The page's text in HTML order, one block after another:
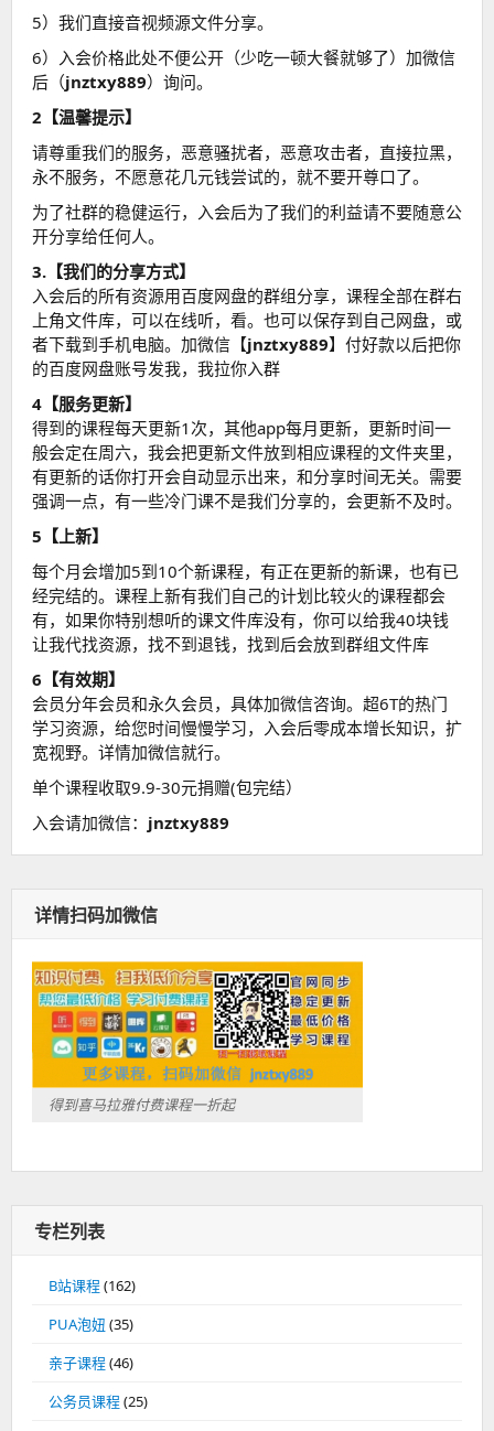
5）我们直接音视频源文件分享。
6）入会价格此处不便公开（少吃一顿大餐就够了）加微信
后（jnztxy889）询问。
2【温馨提示】
请尊重我们的服务，恶意骚扰者，恶意攻击者，直接拉黑，
永不服务，不愿意花几元钱尝试的，就不要开尊口了。
为了社群的稳健运行，入会后为了我们的利益请不要随意公
开分享给任何人。
3.【我们的分享方式】
入会后的所有资源用百度网盘的群组分享，课程全部在群右
上角文件库，可以在线听，看。也可以保存到自己网盘，或
者下载到手机电脑。加微信【jnztxy889】付好款以后把你
的百度网盘账号发我，我拉你入群
4【服务更新】
得到的课程每天更新1次，其他app每月更新，更新时间一
般会定在周六，我会把更新文件放到相应课程的文件夹里，
有更新的话你打开会自动显示出来，和分享时间无关。需要
强调一点，有一些冷门课不是我们分享的，会更新不及时。
5【上新】
每个月会增加5到10个新课程，有正在更新的新课，也有已
经完结的。课程上新有我们自己的计划比较火的课程都会
有，如果你特别想听的课文件库没有，你可以给我40块钱
让我代找资源，找不到退钱，找到后会放到群组文件库
6【有效期】
会员分年会员和永久会员，具体加微信咨询。超6T的热门
学习资源，给您时间慢慢学习，入会后零成本增长知识，扩
宽视野。详情加微信就行。
单个课程收取9.9-30元捐赠(包完结）
入会请加微信： jnztxy889
详情扫码加微信
得到喜马拉雅付费课程一折起
专栏列表
B站课程(162)
PUA泡妞 (35)
亲子课程(46)
公务员课程(25)